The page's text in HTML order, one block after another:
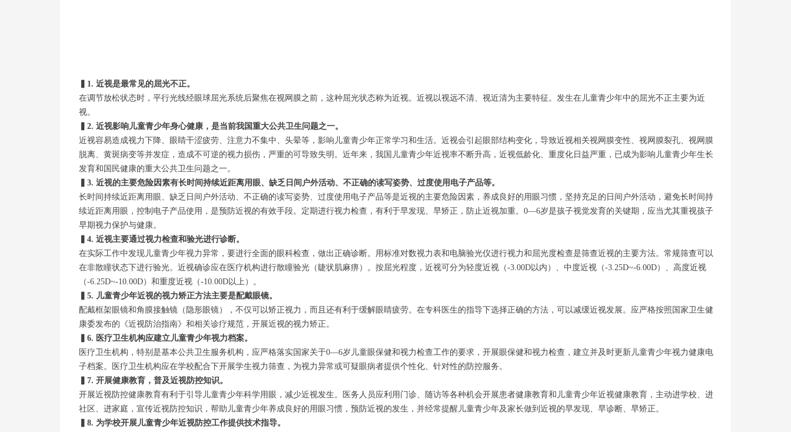
1. 近视是最常见的屈光不正。
在调节放松状态时，平行光线经眼球屈光系统后聚焦在视网膜之前，这种屈光状态称为近视。近视以视远不清、视近清为主要特征。发生在儿童青少年中的屈光不正主要为近
视。
2. 近视影响儿童青少年身心健康，是当前我国重大公共卫生问题之一。
近视容易造成视力下降、眼睛干涩疲劳、注意力不集中、头晕等，影响儿童青少年正常学习和生活。近视会引起眼部结构变化，导致近视相关视网膜变性、视网膜裂孔、视网膜
脱离、黄斑病变等并发症，造成不可逆的视力损伤，严重的可导致失明。近年来，我国儿童青少年近视率不断升高，近视低龄化、重度化日益严重，已成为影响儿童青少年生长
发育和国民健康的重大公共卫生问题之一。
3. 近视的主要危险因素有长时间持续近距离用眼、缺乏日间户外活动、不正确的读写姿势、过度使用电子产品等。
长时间持续近距离用眼、缺乏日间户外活动、不正确的读写姿势、过度使用电子产品等是近视的主要危险因素，养成良好的用眼习惯，坚持充足的日间户外活动，避免长时间持
续近距离用眼，控制电子产品使用，是预防近视的有效手段。定期进行视力检查，有利于早发现、早矫正，防止近视加重。0—6岁是孩子视觉发育的关键期，应当尤其重视孩子
早期视力保护与健康。
4. 近视主要通过视力检查和验光进行诊断。
在实际工作中发现儿童青少年视力异常，要进行全面的眼科检查，做出正确诊断。用标准对数视力表和电脑验光仪进行视力和屈光度检查是筛查近视的主要方法。常规筛查可以
在非散瞳状态下进行验光。近视确诊应在医疗机构进行散瞳验光（睫状肌麻痹）。按屈光程度，近视可分为轻度近视（-3.00D以内）、中度近视（-3.25D~-6.00D）、高度近视
（-6.25D~-10.00D）和重度近视（-10.00D以上）。
5. 儿童青少年近视的视力矫正方法主要是配戴眼镜。
配戴框架眼镜和角膜接触镜（隐形眼镜），不仅可以矫正视力，而且还有利于缓解眼睛疲劳。在专科医生的指导下选择正确的方法，可以减缓近视发展。应严格按照国家卫生健
康委发布的《近视防治指南》和相关诊疗规范，开展近视的视力矫正。
6. 医疗卫生机构应建立儿童青少年视力档案。
医疗卫生机构，特别是基本公共卫生服务机构，应严格落实国家关于0—6岁儿童眼保健和视力检查工作的要求，开展眼保健和视力检查，建立并及时更新儿童青少年视力健康电
子档案。医疗卫生机构应在学校配合下开展学生视力筛查，为视力异常或可疑眼病者提供个性化、针对性的防控服务。
7. 开展健康教育，普及近视防控知识。
开展近视防控健康教育有利于引导儿童青少年科学用眼，减少近视发生。医务人员应利用门诊、随访等各种机会开展患者健康教育和儿童青少年近视健康教育，主动进学校、进
社区、进家庭，宣传近视防控知识，帮助儿童青少年养成良好的用眼习惯，预防近视的发生，并经常提醒儿童青少年及家长做到近视的早发现、早诊断、早矫正。
8. 为学校开展儿童青少年近视防控工作提供技术指导。